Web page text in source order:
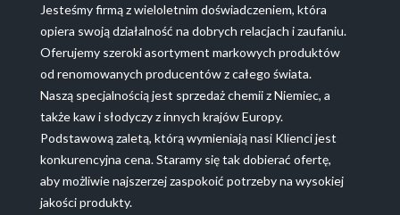
Jesteśmy firmą z wieloletnim doświadczeniem, która
opiera swoją działalność na dobrych relacjach i zaufaniu.
Oferujemy szeroki asortyment markowych produktów
od renomowanych producentów z całego świata.
Naszą specjalnością jest sprzedaż chemii z Niemiec, a
także kaw i słodyczy z innych krajów Europy.
Podstawową zaletą, którą wymieniają nasi Klienci jest
konkurencyjna cena. Staramy się tak dobierać ofertę,
aby możliwie najszerzej zaspokoić potrzeby na wysokiej
jakości produkty.